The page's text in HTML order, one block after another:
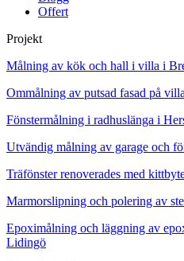
Offert
Projekt
Målning av kök och hall i villa i
Ommålning av putsad fasad på
Fönstermålning i radhuslänga i
Utvändig målning av garage och
Träfönster renoverades med
Marmorslipning och polering av
Epoximålning och läggning av
Lidingö